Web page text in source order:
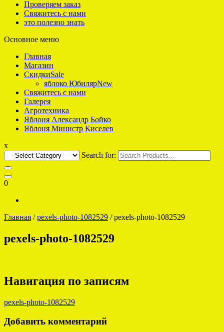
Проверяем заказ
Свяжитесь с нами
это полезно знать
Яблоко что надо
Основное меню
Главная
Магазин
СкидкиSale
яблоко ЮбилярNew
Свяжитесь с нами
Галерея
Агротехника
Яблоня Александр Бойко
Яблоня Министр Киселев
x
Search for:
0
Главная /pexels-photo-1082529 / pexels-photo-1082529
pexels-photo-1082529
Навигация по записям
pexels-photo-1082529
Добавить комментарий